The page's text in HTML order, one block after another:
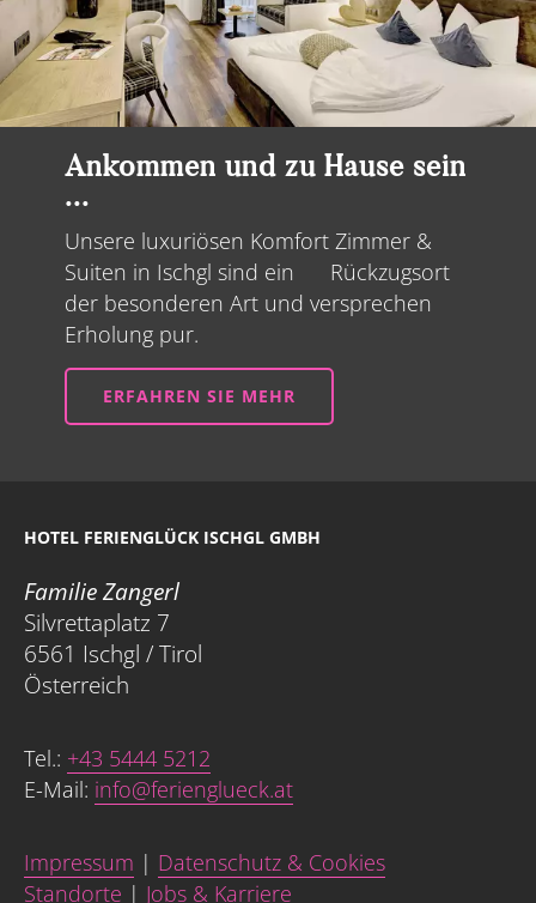
Ankommen und zu Hause sein
...
Unsere luxuriösen Komfort Zimmer &
Suiten in Ischgl sind ein Rückzugsort
der besonderen Art und versprechen
Erholung pur.
ERFAHREN SIE MEHR
HOTEL FERIENGLÜCK ISCHGL GMBH
Familie Zangerl
Silvrettaplatz 7
6561 Ischgl / Tirol
Österreich
Tel.: +43 5444 5212
E-Mail: info@ferienglueck.at
Impressum | Datenschutz & Cookies
Standorte | Jobs & Karriere